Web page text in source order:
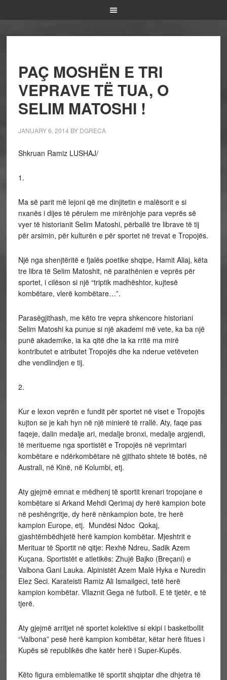
PAÇ MOSHËN E TRI
VEPRAVE TË TUA, O
SELIM MATOSHI !
JANUARY 6, 2014 BY DGRECA
Shkruan Ramiz LUSHAJ/
1.
Ma së parit më lejoni që me dinjitetin e malësorit e si
nxanës i dijes të përulem me mirënjohje para veprës së
vyer të historianit Selim Matoshi, përballë tre librave të tij
për arsimin, për kulturën e për sportet në trevat e Tropojës.
Një nga shenjtëritë e fjalës poetike shqipe, Hamit Aliaj, këta
tre libra të Selim Matoshit, në parathënien e veprës për
sportet, i cilëson si një “triptik madhështor, kujtesë
kombëtare, vlerë kombëtare…”.
Parasëgjithash, me këto tre vepra shkencore historiani
Selim Matoshi ka punue si një akademi më vete, ka ba një
punë akademike, ia ka qitë dhe ia ka rritë ma mirë
kontributet e atributet Tropojës dhe ka nderue vetëveten
dhe vendlindjen e tij.
2.
Kur e lexon veprën e fundit për sportet në viset e Tropojës
kujton se je kah hyn në një minierë të rrallë. Aty, faqe pas
faqeje, dalin medalje ari, medalje bronxi, medalje argjendi,
të meritueme nga sportistët e Tropojës në veprimtari
kombëtare e ndërkombëtare në gjithato shtete të botës, në
Australi, në Kinë, në Kolumbi, etj.
Aty gjejmë emnat e mëdhenj të sportit krenari tropojane e
kombëtare si Arkand Mehdi Qerimaj dy herë kampion bote
në peshëngritje, dy herë nënkampion bote, tre herë
kampion Europe, etj. Mundësi Ndoc Qokaj,
gjashtëmbëdhjetë herë kampion kombëtar. Mjeshtrit e
Merituar të Sportit në qitje: Rexhë Ndreu, Sadik Azem
Kuçana. Sportistët e atletikës: Zhujë Bajko (Breçani) e
Valbona Gani Lauka. Alpinistët Azem Malë Hyka e Nuredin
Elez Seci. Karateisti Ramiz Ali Ismailgeci, tetë herë
kampion kombëtar. Vllaznit Gega në futboll. E të tjetër, e të
tjerë.
Aty gjejmë arritjet në sportet kolektive si ekipi i basketbollit
“Valbona” pesë herë kampion kombëtar, këtar herë fitues i
Kupës së republikës dhe katër herë i Super-Kupës.
Këto figura emblematike të sportit shqiptar dhe dhjetra të